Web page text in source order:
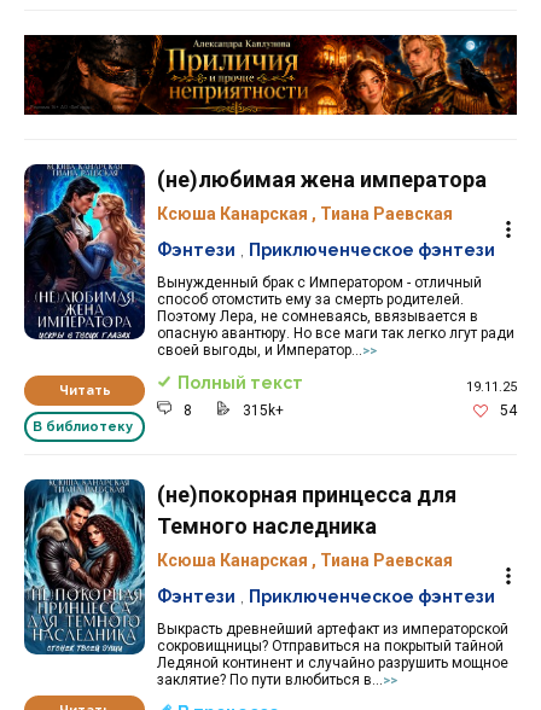
Реклама 16+ АО «ЛитГород»
Читать
В библиотеку
(не)любимая жена императора
Ксюша Канарская , Тиана Раевская
Вынужденный брак с Императором - отличный
способ отомстить ему за смерть родителей.
Поэтому Лера, не сомневаясь, ввязывается в
опасную авантюру. Но все маги так легко лгут ради
своей выгоды, и Император...
>>
Фэнтези Приключенческое фэнтези
Полный текст 19.11.25
8 315k+ 54
(не)покорная принцесса для
Темного наследника
Ксюша Канарская , Тиана Раевская
Выкрасть древнейший артефакт из императорской
сокровищницы? Отправиться на покрытый тайной
Ледяной континент и случайно разрушить мощное
заклятие? По пути влюбиться в...
>>
Фэнтези Приключенческое фэнтези